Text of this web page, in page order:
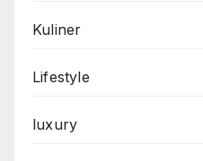
Kuliner
Lifestyle
luxury